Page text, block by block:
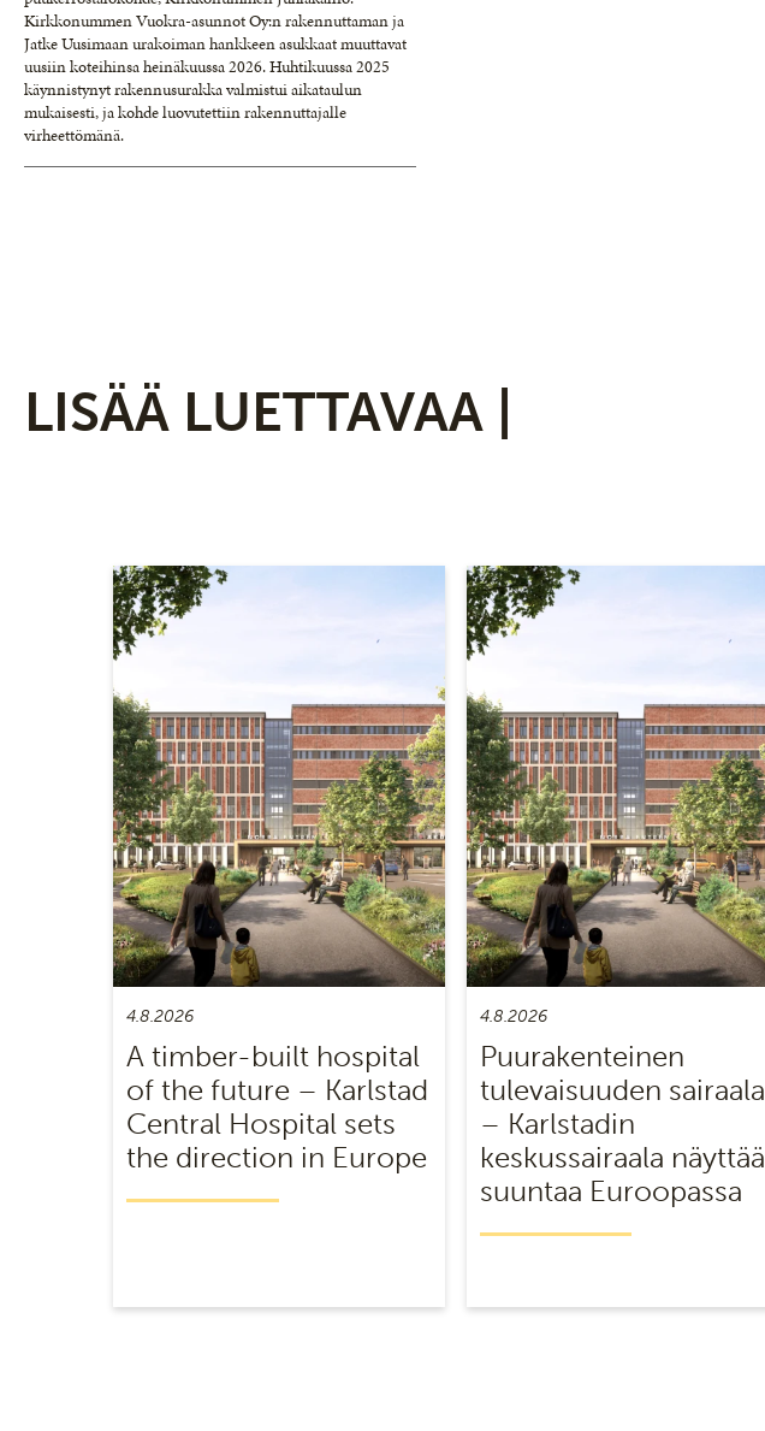
Kirkkonummen Vuokra-asunnot Oy:n rakennuttaman ja
Jatke Uusimaan urakoiman hankkeen asukkaat muuttavat
uusiin koteihinsa heinäkuussa 2026. Huhtikuussa 2025
käynnistynyt rakennusurakka valmistui aikataulun
mukaisesti, ja kohde luovutettiin rakennuttajalle
virheettömänä.
LISÄÄ LUETTAVAA |
4.8.2026
A timber-built hospital
of the future – Karlstad
Central Hospital sets
the direction in Europe
4.8.2026
Puurakenteinen
tulevaisuuden sairaala
– Karlstadin
keskussairaala näyttää
suuntaa Euroopassa